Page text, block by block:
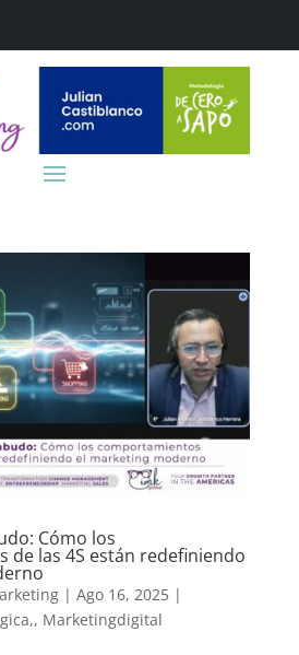
Cómo los
de las 4S están redefiniendo
| Ago 16, 2025|
, Marketingdigital